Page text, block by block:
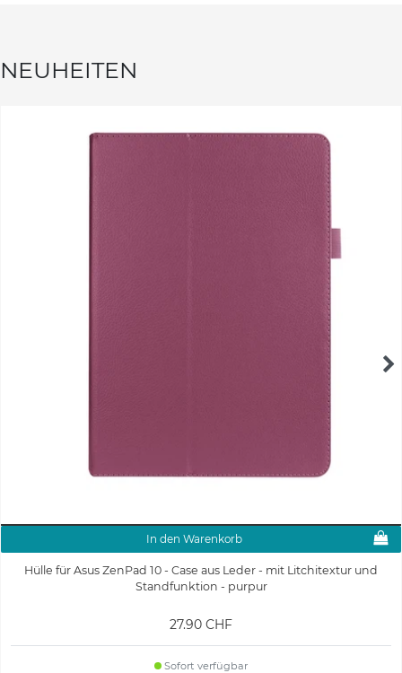
NEUHEITEN
In den Warenkorb
Hülle für Asus ZenPad 10 - Case aus Leder - mit Litchitextur und
Standfunktion - purpur
27.90 CHF
Sofort verfügbar